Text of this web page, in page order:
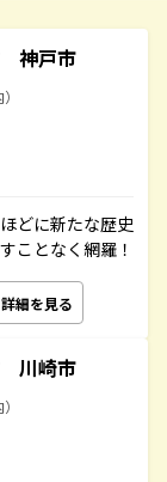
神戸市
どに新たな歴史
ことなく網羅！
詳細を見る
川崎市